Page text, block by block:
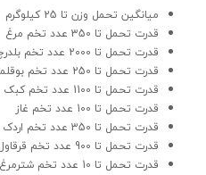
میانگین تحمل وزن تا 25 کیلوگرم
قدرت تحمل تا 350 عدد تخم مرغ
قدرت تحمل تا 2000 عدد تخم بلدرچین
قدرت تحمل تا 250 عدد تخم بوقلمون
قدرت تحمل تا 1100 عدد تخم کبک
قدرت تحمل تا 100 عدد تخم غاز
قدرت تحمل تا 350 عدد تخم اردک
قدرت تحمل تا 900 عدد تخم قرقاول
قدرت تحمل تا 10 عدد تخم شترمرغ